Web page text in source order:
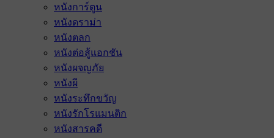
หนังการ์ตูน
หนังดราม่า
หนังตลก
หนังต่อสู้แอกชัน
หนังผจญภัย
หนังผี
หนังระทึกขวัญ
หนังรักโรแมนติก
หนังสารคดี